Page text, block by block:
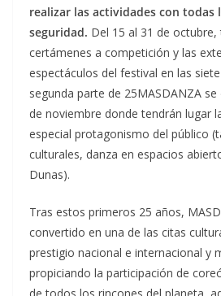
realizar las actividades con todas
seguridad. Del 15 al 31 de
certámenes a competición y las
espectáculos del festival en las
segunda parte de 25MASDANZA se
de noviembre donde tendrán lugar
especial protagonismo del público
culturales, danza en espacios
Dunas).
Tras estos primeros 25 años,
convertido en una de las citas
prestigio nacional e internacional y
propiciando la participación de